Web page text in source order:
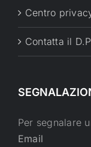
Centro
Contatta il
Per segnalare
Email